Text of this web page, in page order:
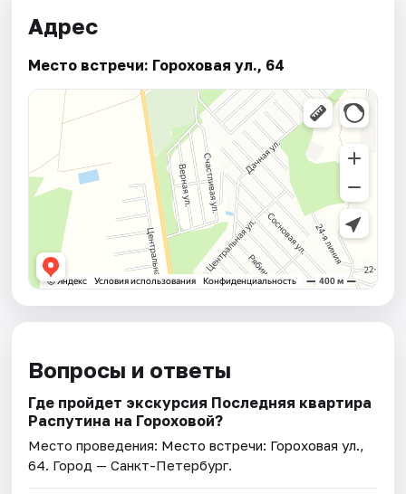
Адрес
Место встречи: Гороховая ул., 64
Вопросы и ответы
Где пройдет экскурсия Последняя квартира
Распутина на Гороховой?
Место проведения: Место встречи: Гороховая ул.,
64. Город — Санкт-Петербург.